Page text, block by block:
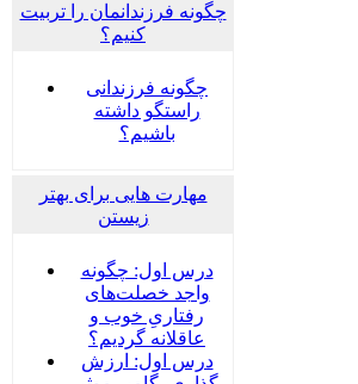
چگونه فرزندانمان را تربیت
کنیم؟
چگونه فرزندانی
راستگو داشته
باشیم؟
مهارت هایی برای بهتر
زیستن
درس اول: چگونه
واجد خصلت‌های
رفتاریِ خوب و
عاقلانه گردیم؟
درس اول: ارزش